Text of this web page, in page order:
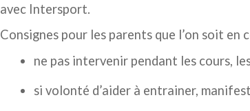
avec Intersport.
Consignes pour les parents que l’on soit
ne pas intervenir pendant les cours,
si volonté d’aider à entrainer,